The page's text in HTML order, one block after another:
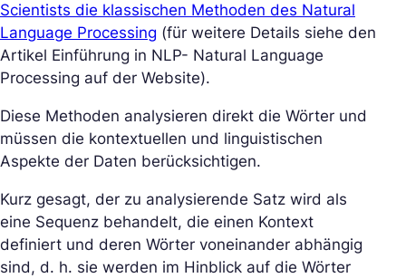
Scientists die klassischen Methoden des Natural
Language Processing (für weitere Details siehe den
Artikel Einführung in NLP- Natural Language
Processing auf der Website).
Diese Methoden analysieren direkt die Wörter und
müssen die kontextuellen und linguistischen
Aspekte der Daten berücksichtigen.
Kurz gesagt, der zu analysierende Satz wird als
eine Sequenz behandelt, die einen Kontext
definiert und deren Wörter voneinander abhängig
sind, d. h. sie werden im Hinblick auf die Wörter